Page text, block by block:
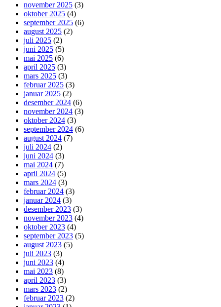
november 2025 (3)
oktober 2025 (4)
september 2025 (6)
august 2025 (2)
juli 2025 (2)
juni 2025 (5)
mai 2025 (6)
april 2025 (3)
mars 2025 (3)
februar 2025 (3)
januar 2025 (2)
desember 2024 (6)
november 2024 (3)
oktober 2024 (3)
september 2024 (6)
august 2024 (7)
juli 2024 (2)
juni 2024 (3)
mai 2024 (7)
april 2024 (5)
mars 2024 (3)
februar 2024 (3)
januar 2024 (3)
desember 2023 (3)
november 2023 (4)
oktober 2023 (4)
september 2023 (5)
august 2023 (5)
juli 2023 (3)
juni 2023 (4)
mai 2023 (8)
april 2023 (3)
mars 2023 (2)
februar 2023 (2)